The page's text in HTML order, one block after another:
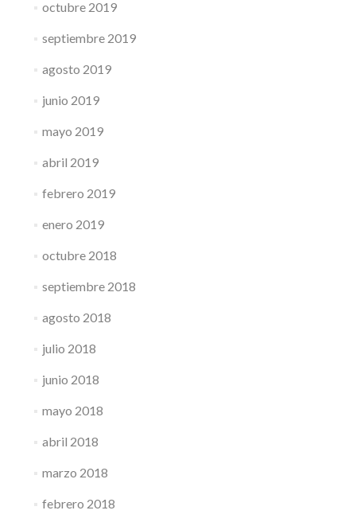
octubre 2019
septiembre 2019
agosto 2019
junio 2019
mayo 2019
abril 2019
febrero 2019
enero 2019
octubre 2018
septiembre 2018
agosto 2018
julio 2018
junio 2018
mayo 2018
abril 2018
marzo 2018
febrero 2018